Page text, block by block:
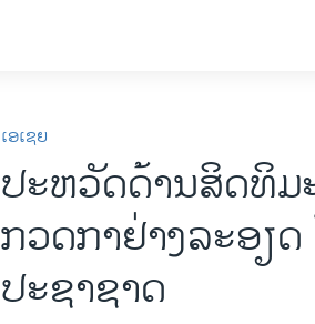
ເອເຊຍ
ປະຫວັດດ້ານສິດທິມ
ກວດກາຢ່າງລະອຽ
ປະຊາຊາດ